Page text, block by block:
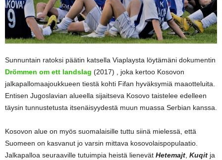
Sunnuntain ratoksi päätin katsella Viaplaysta löytämäni dokumentin
Drömmen om ett landslag (2017) , joka kertoo Kosovon
jalkapallomaajoukkueen tiestä kohti Fifan hyväksymiä maaotteluita.
Entisen Jugoslavian alueella sijaitseva Kosovo taistelee edelleen
täysin tunnustetusta itsenäisyydestä muun muassa Serbian kanssa.
Kosovon alue on myös suomalaisille tuttu siinä mielessä, että
Suomeen on kasvanut jo varsin mittava kosovolaispopulaatio.
Jalkapalloa seuraaville tutuimpia heistä lienevät Hetemajt, Kuqit ja